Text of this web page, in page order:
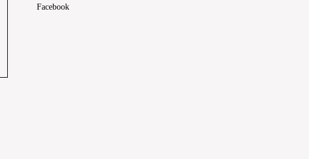
Facebook